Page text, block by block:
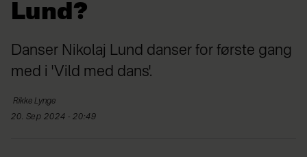
Lund?
Danser Nikolaj Lund danser for første gang
med i 'Vild med dans'.
Rikke Lynge
20. Sep 2024 - 20:49